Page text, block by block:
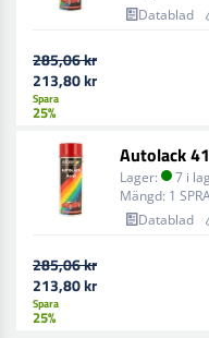
Datablad
285,06 kr
213,80 kr
Spara
25%
Autolack
Lager: 7 i
Mängd: 1
Datablad
285,06 kr
213,80 kr
Spara
25%